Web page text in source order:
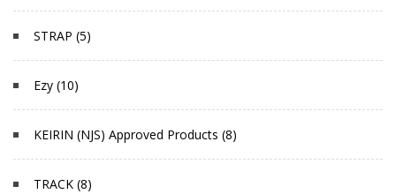
STRAP (5)
Ezy (10)
KEIRIN (NJS) Approved Products (8)
TRACK (8)